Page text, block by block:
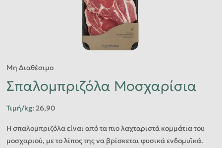
Μη Διαθέσιμο
Σπαλομπριζόλα Μοσχαρίσια
Τιμή/kg: 26,90
Η σπαλομπριζόλα είναι από τα πιο λαχταριστά κομμάτια του
μοσχαριού, με το λίπος της να βρίσκεται φυσικά ενδομυϊκά.